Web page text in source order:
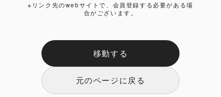
※リンク先のwebサイトで、会員登録する必要がある場
合がございます。
移動する
元のページに戻る